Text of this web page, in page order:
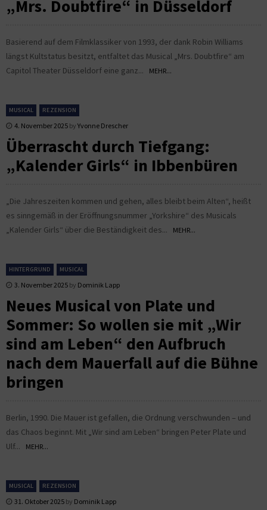
„Mrs. Doubtfire“ in Düsseldorf
Basierend auf dem Filmklassiker von 1993, der dank Robin Williams
längst Kultstatus besitzt, entfaltet das Musical „Mrs. Doubtfire“ am
Capitol Theater Düsseldorf eine ganz...
MEHR...
MUSICAL REZENSION
4. November 2025 by Yvonne Drescher
Überrascht durch Tiefgang:
„Kalender Girls“ in Ibbenbüren
„Die Jahreszeiten kommen und gehen, alles bleibt beim Alten“, heißt
es sinngemäß in der Eröffnungsnummer „Yorkshire“ des Musicals
„Kalender Girls“ über die Beständigkeit des...
MEHR...
HINTERGRUND MUSICAL
3. November 2025 by Dominik Lapp
Neues Musical von Plate und
Sommer: So wollen sie mit „Wir
sind am Leben“ den Aufbruch
nach dem Mauerfall auf die Bühne
bringen
Berlin, 1990. Die Mauer ist gefallen, die Ordnung verschwunden – und
das Chaos beginnt. Mit „Wir sind am Leben“ bringen Peter Plate und
Ulf...
MEHR...
MUSICAL REZENSION
31. Oktober 2025 by Dominik Lapp